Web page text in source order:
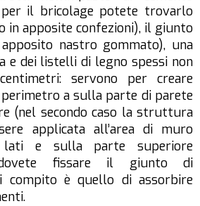
per il bricolage potete trovarlo
in apposite confezioni), il giunto
nastro gommato), una
e dei listelli di legno spessi non
servono per creare
a sulla parte di parete
(nel secondo caso la struttura
applicata all’area di muro
lati e sulla parte superiore
dovete fissare il giunto di
compito è quello di assorbire